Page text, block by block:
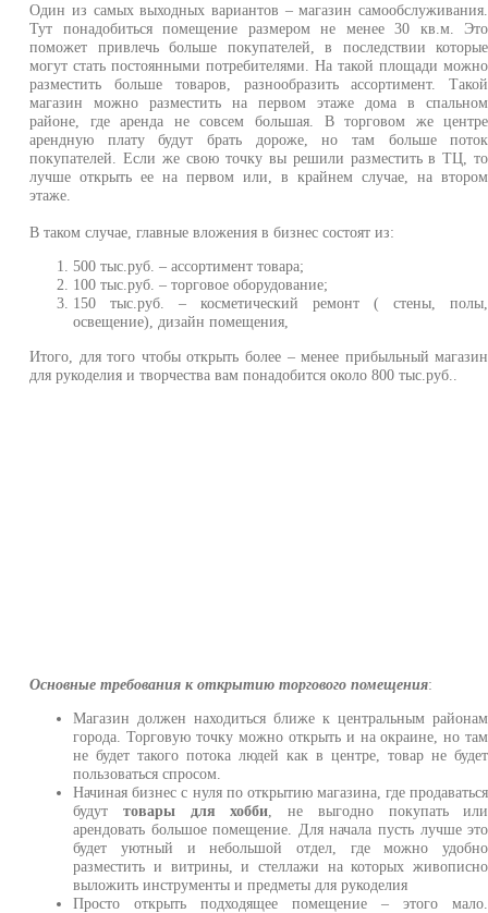
Один из самых выходных вариантов – магазин самообслуживания.
Тут понадобиться помещение размером не менее 30 кв.м. Это
поможет привлечь больше покупателей, в последствии которые
могут стать постоянными потребителями. На такой площади можно
разместить больше товаров, разнообразить ассортимент. Такой
магазин можно разместить на первом этаже дома в спальном
районе, где аренда не совсем большая. В торговом же центре
арендную плату будут брать дороже, но там больше поток
покупателей. Если же свою точку вы решили разместить в ТЦ, то
лучше открыть ее на первом или, в крайнем случае, на втором
этаже.
В таком случае, главные вложения в бизнес состоят из:
500 тыс.руб. – ассортимент товара;
100 тыс.руб. – торговое оборудование;
150 тыс.руб. – косметический ремонт ( стены, полы,
освещение), дизайн помещения,
Итого, для того чтобы открыть более – менее прибыльный магазин
для рукоделия и творчества вам понадобится около 800 тыс.руб..
Основные требования к открытию торгового помещения:
Магазин должен находиться ближе к центральным районам
города. Торговую точку можно открыть и на окраине, но там
не будет такого потока людей как в центре, товар не будет
пользоваться спросом.
Начиная бизнес с нуля по открытию магазина, где продаваться
будут товары для хобби , не выгодно покупать или
арендовать большое помещение. Для начала пусть лучше это
будет уютный и небольшой отдел, где можно удобно
разместить и витрины, и стеллажи на которых живописно
выложить инструменты и предметы для рукоделия
Просто открыть подходящее помещение – этого мало.